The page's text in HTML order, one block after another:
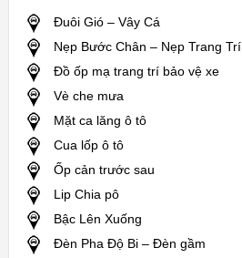
Đuôi Gió – Vây Cá
Nẹp Bước Chân – Nẹp Trang Trí
Đồ ốp mạ trang trí bảo vệ xe
Vè che mưa
Mặt ca lăng ô tô
Cua lốp ô tô
Ốp cản trước sau
Lip Chia pô
Bậc Lên Xuống
Đèn Pha Độ Bi – Đèn gầm